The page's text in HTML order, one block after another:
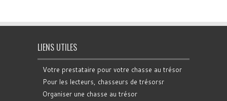
LIENS UTILES
Votre prestataire pour votre chasse au trésor
Pour les lecteurs, chasseurs de trésorsr
Organiser une chasse au trésor